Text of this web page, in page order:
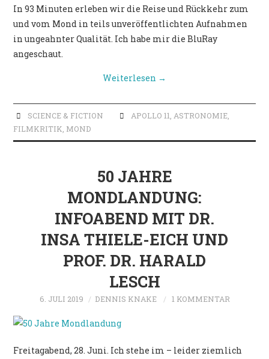
In 93 Minuten erleben wir die Reise und Rückkehr zum
und vom Mond in teils unveröffentlichten Aufnahmen
in ungeahnter Qualität. Ich habe mir die BluRay
angeschaut.
Weiterlesen →
SCIENCE & FICTION APOLLO 11 ASTRONOMIE,
FILMKRITIK MOND
50 JAHRE
MONDLANDUNG:
INFOABEND MIT DR.
INSA THIELE-EICH UND
PROF. DR. HARALD
LESCH
6. JULI 2019 DENNIS KNAKE 1 KOMMENTAR
Freitagabend, 28. Juni. Ich stehe im – leider ziemlich